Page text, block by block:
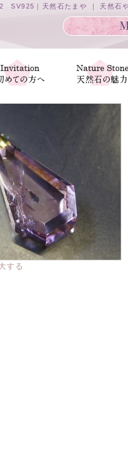
｜天然石たまや ｜ 天然石
する